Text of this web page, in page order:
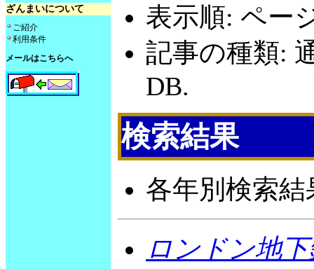
ざんまいについて
ご紹介
利用条件
メールはこちらへ
表示順: ペー
記事の種類:
DB.
検索結果
各年別検索
ロンドン地